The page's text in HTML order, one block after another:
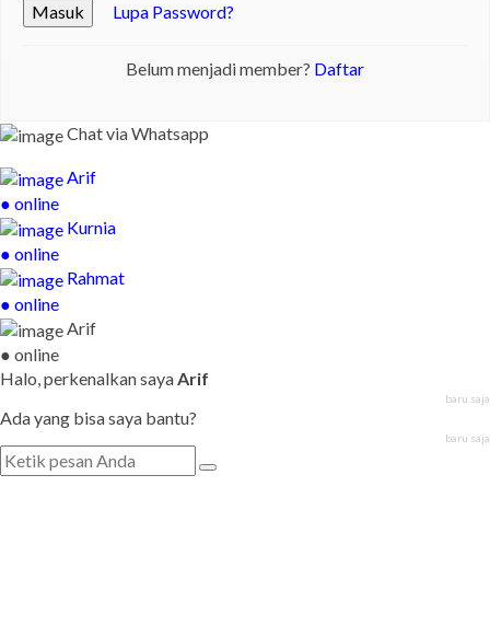
Masuk Lupa Password?
Belum menjadi member? Daftar
Chat via Whatsapp
Arif
● online
Kurnia
● online
Rahmat
● online
Arif
● online
Halo, perkenalkan sayaArif
baru saja
Ada yang bisa saya bantu?
baru saja